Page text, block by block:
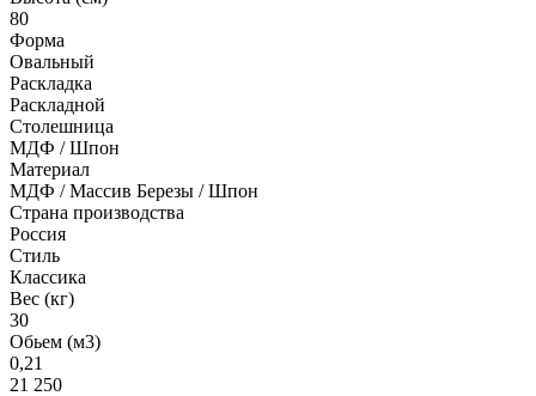
80
Форма
Овальный
Раскладка
Раскладной
Столешница
МДФ / Шпон
Материал
МДФ / Массив Березы / Шпон
Страна производства
Россия
Стиль
Классика
Вес (кг)
30
Обьем (м3)
0,21
21 250